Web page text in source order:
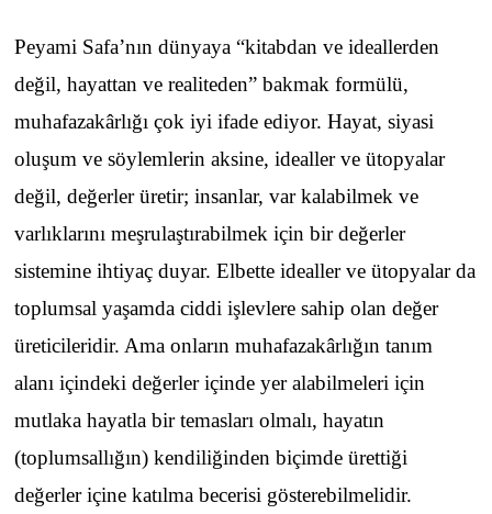
Peyami Safa’nın dünyaya “kitabdan ve ideallerden
değil, hayattan ve realiteden” bakmak formülü,
muhafazakârlığı çok iyi ifade ediyor. Hayat, siyasi
oluşum ve söylemlerin aksine, idealler ve ütopyalar
değil, değerler üretir; insanlar, var kalabilmek ve
varlıklarını meşrulaştırabilmek için bir değerler
sistemine ihtiyaç duyar. Elbette idealler ve ütopyalar da
toplumsal yaşamda ciddi işlevlere sahip olan değer
üreticileridir. Ama onların muhafazakârlığın tanım
alanı içindeki değerler içinde yer alabilmeleri için
mutlaka hayatla bir temasları olmalı, hayatın
(toplumsallığın) kendiliğinden biçimde ürettiği
değerler içine katılma becerisi gösterebilmelidir.